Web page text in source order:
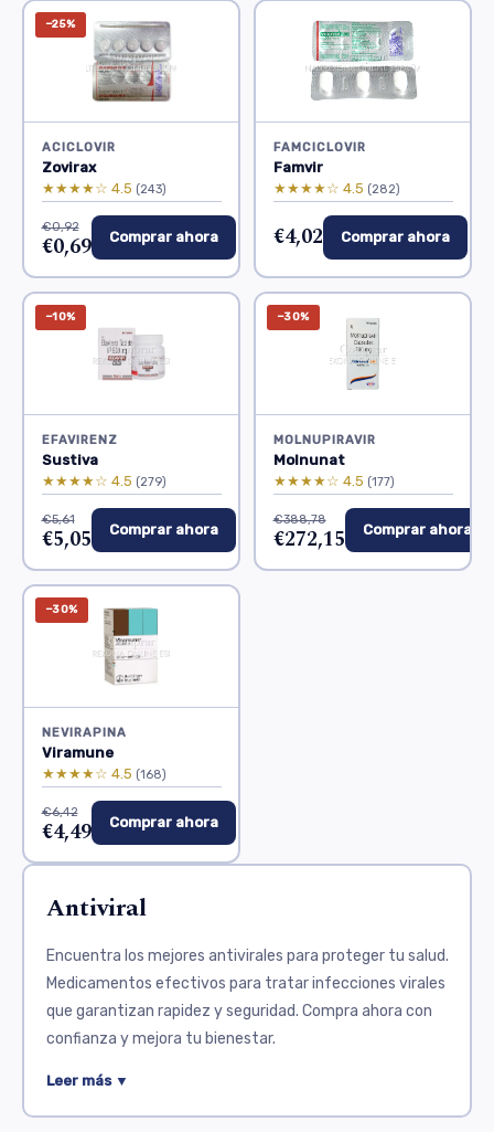
−25%
ACICLOVIR
Zovirax
★★★★☆ 4.5 (243)
€0,92
€0,69 Comprar ahora
FAMCICLOVIR
Famvir
★★★★☆ 4.5 (282)
€4,02 Comprar ahora
−10%
EFAVIRENZ
Sustiva
★★★★☆ 4.5 (279)
€5,61
€5,05 Comprar ahora
−30%
MOLNUPIRAVIR
Molnunat
★★★★☆ 4.5 (177)
€388,78
€272,15 Comprar ahora
−30%
NEVIRAPINA
Viramune
★★★★☆ 4.5 (168)
€6,42
€4,49 Comprar ahora
Antiviral
Encuentra los mejores antivirales para proteger tu salud.
Medicamentos efectivos para tratar infecciones virales
que garantizan rapidez y seguridad. Compra ahora con
confianza y mejora tu bienestar.
Los antivirales son medicamentos esenciales para
Leer más ▼